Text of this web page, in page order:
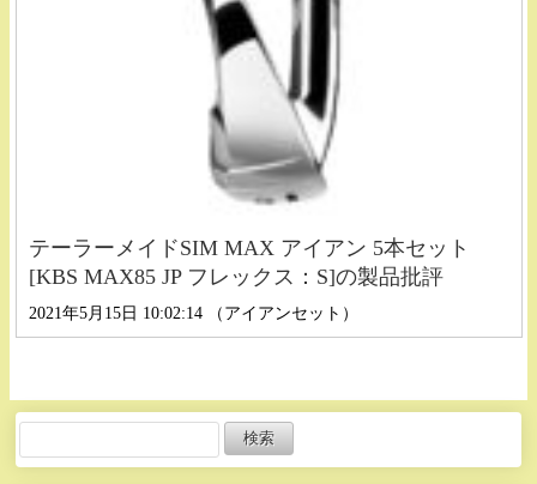
テーラーメイドSIM MAX アイアン 5本セット
[KBS MAX85 JP フレックス：S]の製品批評
2021年5月15日 10:02:14 （アイアンセット）